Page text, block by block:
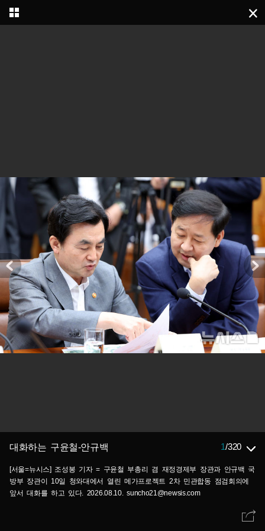
대화하는 구윤철-안규백 1/320
[서울=뉴시스] 조성봉 기자 = 구윤철 부총리 겸 재정경제부 장관과 안규백 국
방부 장관이 10일 청와대에서 열린 메가프로젝트 2차 민관합동 점검회의에
앞서 대화를 하고 있다. 2026.08.10. suncho21@newsis.com